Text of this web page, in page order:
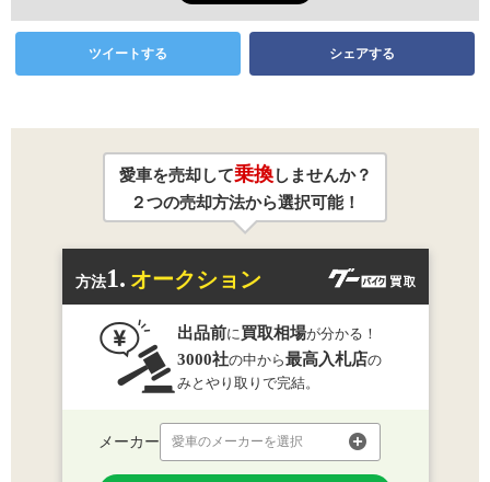
ツイートする シェアする
愛車を売却して乗換しませんか？
２つの売却方法から選択可能！
方法1. オークション
出品前に買取相場が分かる！
3000社の中から最高入札店の
みとやり取りで完結。
メーカー 愛車のメーカーを選択